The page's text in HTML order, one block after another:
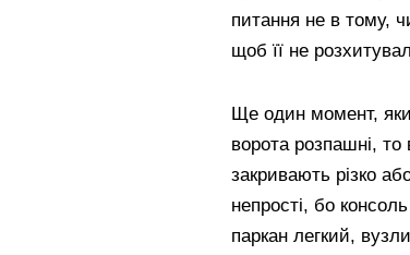
питання не в тому,
щоб її не
Ще один момент,
ворота розпашні,
закривають різко
непрості, бо
паркан легкий,